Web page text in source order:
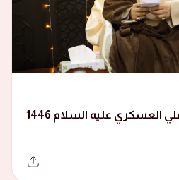
مولد الإمام الحسن بن علي العسكري عليه السلام 1446